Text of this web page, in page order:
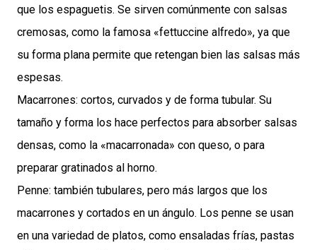
que los espaguetis. Se sirven comúnmente con salsas
cremosas, como la famosa «fettuccine alfredo», ya que
su forma plana permite que retengan bien las salsas más
espesas.
Macarrones: cortos, curvados y de forma tubular. Su
tamaño y forma los hace perfectos para absorber salsas
densas, como la «macarronada» con queso, o para
preparar gratinados al horno.
Penne: también tubulares, pero más largos que los
macarrones y cortados en un ángulo. Los penne se usan
en una variedad de platos, como ensaladas frías, pastas